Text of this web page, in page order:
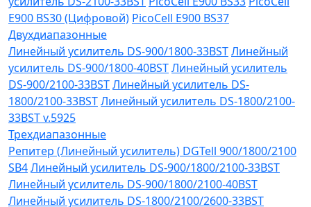
E900 BS30 (Цифровой) PicoCell E900 BS37
Двухдиапазонные
Линейный усилитель DS-900/1800-33BSTЛинейный
усилитель DS-900/1800-40BSTЛинейный усилитель
DS-900/2100-33BSTЛинейный усилитель DS-
1800/2100-33BSTЛинейный усилитель DS-1800/2100-
33BST v.5925
Трехдиапазонные
Репитер (Линейный усилитель) DGTell 900/1800/2100
SB4Линейный усилитель DS-900/1800/2100-33BST
Линейный усилитель DS-900/1800/2100-40BST
Линейный усилитель DS-1800/2100/2600-33BST